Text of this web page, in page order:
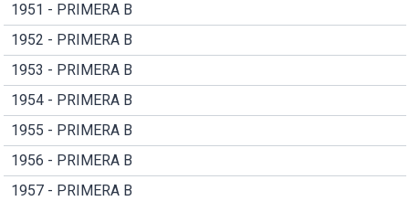
1951 - PRIMERA B
1952 - PRIMERA B
1953 - PRIMERA B
1954 - PRIMERA B
1955 - PRIMERA B
1956 - PRIMERA B
1957 - PRIMERA B